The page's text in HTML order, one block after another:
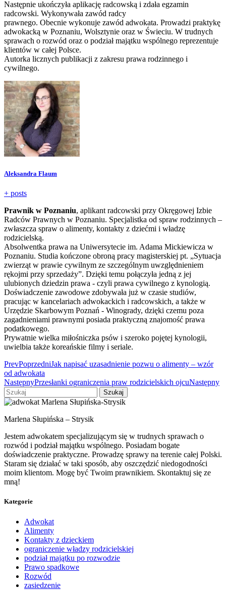
Następnie ukończyła aplikację radcowską i zdała egzamin
radcowski. Wykonywała zawód radcy
prawnego. Obecnie wykonuje zawód adwokata. Prowadzi praktykę
adwokacką w Poznaniu, Wolsztynie oraz w Świeciu. W trudnych
sprawach o rozwód oraz o podział majątku wspólnego reprezentuje
klientów w całej Polsce.
Autorka licznych publikacji z zakresu prawa rodzinnego i
cywilnego.
Aleksandra Flaum
+ posts
Prawnik w Poznaniu, aplikant radcowski przy Okręgowej Izbie
Radców Prawnych w Poznaniu. Specjalistka od spraw rodzinnych –
zwłaszcza spraw o alimenty, kontakty z dziećmi i władzę
rodzicielską.
Absolwentka prawa na Uniwersytecie im. Adama Mickiewicza w
Poznaniu. Studia kończone obroną pracy magisterskiej pt. „Sytuacja
zwierząt w prawie cywilnym ze szczególnym uwzględnieniem
rękojmi przy sprzedaży”. Dzięki temu połączyła jedną z jej
ulubionych dziedzin prawa - czyli prawa cywilnego z kynologią.
Doświadczenie zawodowe zdobywała już w czasie studiów,
pracując w kancelariach adwokackich i radcowskich, a także w
Urzędzie Skarbowym Poznań - Winogrady, dzięki czemu poza
zagadnieniami prawnymi posiada praktyczną znajomość prawa
podatkowego.
Prywatnie wielka miłośniczka psów i szeroko pojętej kynologii,
uwielbia także koreańskie filmy i seriale.
PrevPoprzedniJak napisać uzasadnienie pozwu o alimenty – wzór
od adwokata
NastępnyPrzesłanki ograniczenia praw rodzicielskich ojcuNastępny
Szukaj
Marlena Słupińska – Strysik
Jestem adwokatem specjalizującym się w trudnych sprawach o
rozwód i podział majątku wspólnego. Posiadam bogate
doświadczenie praktyczne. Prowadzę sprawy na terenie całej Polski.
Staram się działać w taki sposób, aby oszczędzić niedogodności
moim klientom. Mogę być Twoim prawnikiem. Skontaktuj się ze
mną!
Kategorie
Adwokat
Alimenty
Kontakty z dzieckiem
ograniczenie władzy rodzicielskiej
podział majątku po rozwodzie
Prawo spadkowe
Rozwód
zasiedzenie